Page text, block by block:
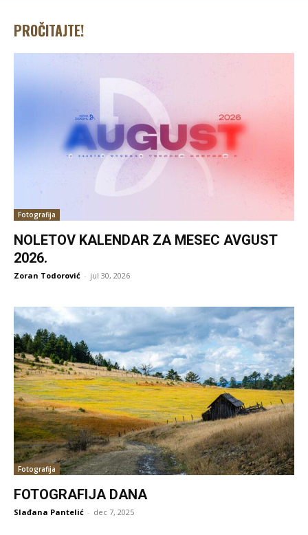
PROČITAJTE!
Fotografija
NOLETOV KALENDAR ZA MESEC AVGUST
2026.
Zoran Todorović - jul 30, 2026
Fotografija
FOTOGRAFIJA DANA
Slađana Pantelić - dec 7, 2025